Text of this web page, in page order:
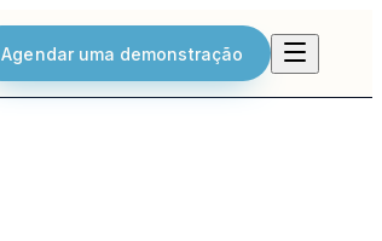
Agendar uma demonstração